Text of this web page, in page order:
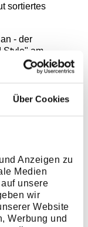
Über Cookies
Anzeigen zu
Medien
unsere
wir
Website
Werbung und
sortiertes
- der
Style" am
Aram am Auto,
kann man